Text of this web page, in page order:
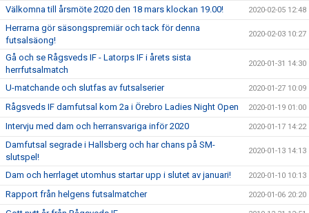
Välkomna till årsmöte 2020 den 18 mars klockan 19.00! 2020-02-05 12:48
Herrarna gör säsongspremiär och tack för denna
futsalsäong!
2020-02-03 10:27
Gå och se Rågsveds IF - Latorps IF i årets sista
herrfutsalmatch
2020-01-31 14:30
U-matchande och slutfas av futsalserier 2020-01-27 10:09
Rågsveds IF damfutsal kom 2a i Örebro Ladies Night Open 2020-01-19 01:00
Intervju med dam och herransvariga inför 2020 2020-01-17 14:22
Damfutsal segrade i Hallsberg och har chans på SM-
slutspel!
2020-01-13 14:13
Dam och herrlaget utomhus startar upp i slutet av januari! 2020-01-10 10:13
Rapport från helgens futsalmatcher 2020-01-06 20:20